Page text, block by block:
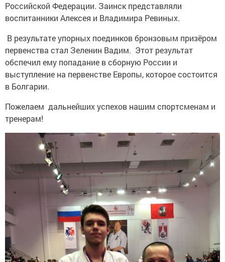
Российской Федерации. Заинск представляли
воспитанники Алексея и Владимира Ревиных.
В результате упорных поединков бронзовым призёром
первенства стал Зеленин Вадим. Этот результат
обспечил ему попадание в сборную России и
выступление на первенстве Европы, которое состоится
в Болгарии.
Пожелаем дальнейших успехов нашим спортсменам и
тренерам!